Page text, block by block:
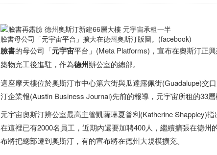
臉書母公司「元宇宙平台」擴大在德州奧斯汀版圖。(facebook)
臉書的母公司「元宇宙平台」(Meta Platforms)，宣布在奧斯汀正
築物完工後進駐，作為德州辦公室的總部。
這座摩天樓位於奧斯汀市中心第六街與瓜達露佩街(Guadalupe)交
汀企業報(Austin Business Journal)先前的報導，元宇宙所租的33層
元宇宙奧斯汀辨公室最高主管凱薩琳夏普利(Katherine Shappley)
在這裡已有2000名員工，近期內還要加聘400人，繼續擴張在德
布將把總部遷到奧斯汀，有的宣布將在德州大規模擴充。